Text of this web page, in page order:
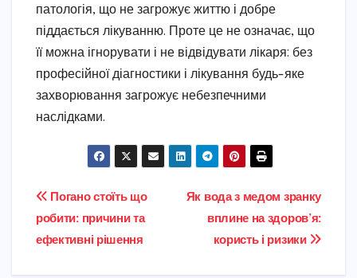
патологія, що не загрожує життю і добре
піддається лікуванню. Проте це не означає, що
її можна ігнорувати і не відвідувати лікаря: без
професійної діагностики і лікування будь-яке
захворювання загрожує небезпечними
наслідками.
Навігація
записів
Як вода з медом зранку
вплине на здоров’я:
користь і ризики
Погано стоїть що
робити: причини та
ефективні рішення